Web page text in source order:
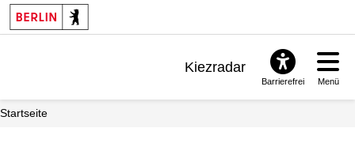
Kiezradar
Barrierefrei Menü
Startseite